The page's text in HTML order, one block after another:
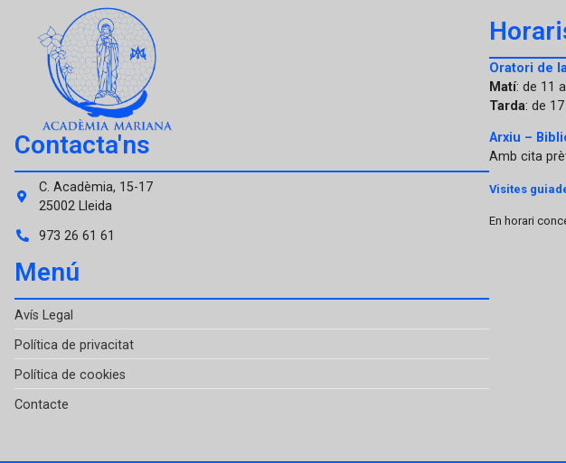
Contacta'ns
C. Acadèmia, 15-17
25002 Lleida
973 26 61 61
Menú
Avís Legal
Política de privacitat
Política de cookies
Contacte
Oratori de
Matí: de 11
Tarda: de
Arxiu –
Amb cita
Visites
En horari